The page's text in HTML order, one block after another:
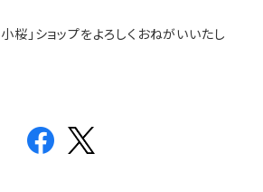
桜」ショップをよろしくおねがいいたし